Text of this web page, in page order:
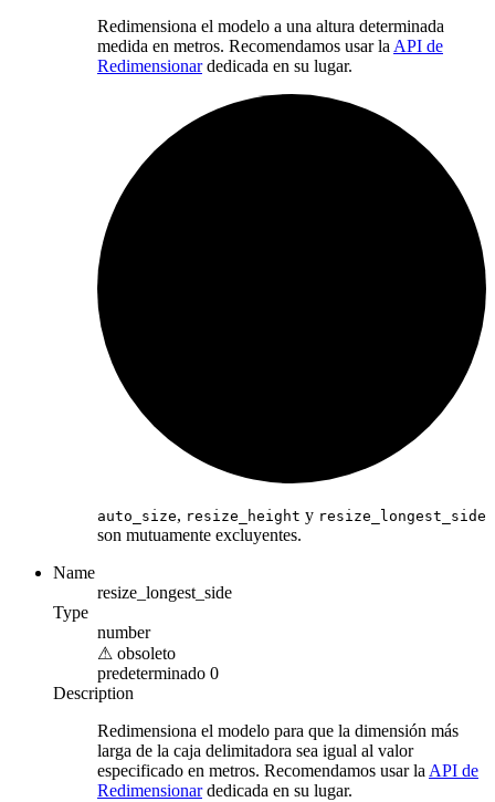
Redimensiona el modelo a una altura determinada
medida en metros. Recomendamos usar la API de
Redimensionardedicada en su lugar.
auto_size, resize_height y resize_longest_side
son mutuamente excluyentes.
Name
resize_longest_side
Type
number
⚠ obsoleto
predeterminado 0
Description
Redimensiona el modelo para que la dimensión más
larga de la caja delimitadora sea igual al valor
especificado en metros. Recomendamos usar la API de
Redimensionardedicada en su lugar.